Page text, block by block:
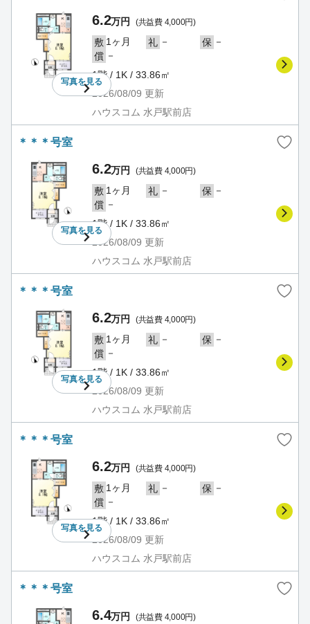
写真を見る
6.2万円 (共益費 4,000円)
敷 1ヶ月 礼 － 保 －
償 －
1階 / 1K / 33.86㎡
2026/08/09 更新
ハウスコム 水戸駅前店
＊＊＊号室
写真を見る
6.2万円 (共益費 4,000円)
敷 1ヶ月 礼 － 保 －
償 －
1階 / 1K / 33.86㎡
2026/08/09 更新
ハウスコム 水戸駅前店
＊＊＊号室
写真を見る
6.2万円 (共益費 4,000円)
敷 1ヶ月 礼 － 保 －
償 －
1階 / 1K / 33.86㎡
2026/08/09 更新
ハウスコム 水戸駅前店
＊＊＊号室
写真を見る
6.2万円 (共益費 4,000円)
敷 1ヶ月 礼 － 保 －
償 －
1階 / 1K / 33.86㎡
2026/08/09 更新
ハウスコム 水戸駅前店
＊＊＊号室
6.4万円 (共益費 4,000円)